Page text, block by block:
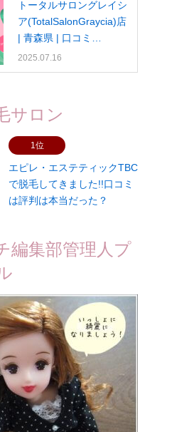
トータルサロングレイシ
ア(TotalSalonGraycia)店
| 青森県 | 口コミ…
2025.07.16
サロン
1位
エピレ・エステティックTBC
で脱毛してきました!!口コミ
は評判は本当だった？
編集部管理人プ